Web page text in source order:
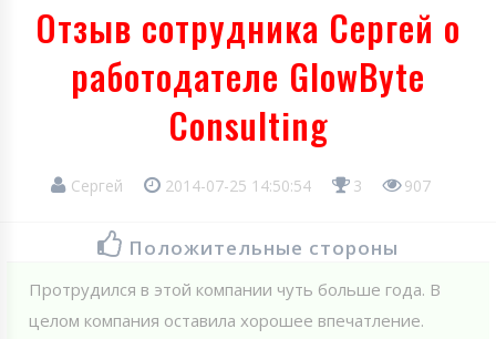
Отзыв сотрудника Сергей о
работодателе GlowByte
Consulting
Сергей 2014-07-25 14:50:54 3 907
Положительные стороны
Протрудился в этой компании чуть больше года. В
целом компания оставила хорошее впечатление.